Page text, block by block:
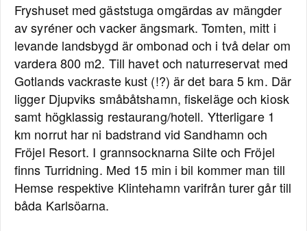
Fryshuset med gäststuga omgärdas av mängder
av syréner och vacker ängsmark. Tomten, mitt i
levande landsbygd är ombonad och i två delar om
vardera 800 m2. Till havet och naturreservat med
Gotlands vackraste kust (!?) är det bara 5 km. Där
ligger Djupviks småbåtshamn, fiskeläge och kiosk
samt högklassig restaurang/hotell. Ytterligare 1
km norrut har ni badstrand vid Sandhamn och
Fröjel Resort. I grannsocknarna Silte och Fröjel
finns Turridning. Med 15 min i bil kommer man till
Hemse respektive Klintehamn varifrån turer går till
båda Karlsöarna.